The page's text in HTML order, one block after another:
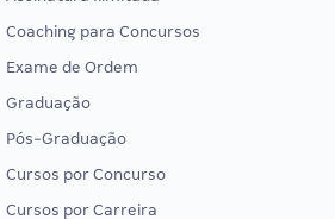
Coaching para Concursos
Exame de Ordem
Graduação
Pós-Graduação
Cursos por Concurso
Cursos por Carreira